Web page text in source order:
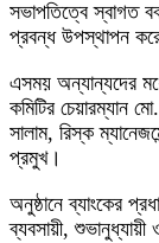
সভাপতিত্বে স্বাগত
প্রবন্ধ উপস্থাপন
এসময় অন্যান্যদের
কমিটির চেয়ারম্যান
সালাম, রিস্ক
প্রমুখ।
অনুষ্ঠানে ব্যাংকের
ব্যবসায়ী,